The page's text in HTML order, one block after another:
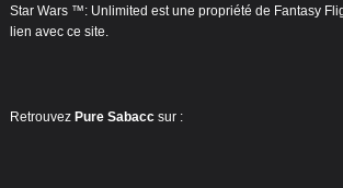
Star Wars ™: Unlimited est une propriété de Fantasy
lien avec ce site.
Retrouvez Pure Sabacc sur :